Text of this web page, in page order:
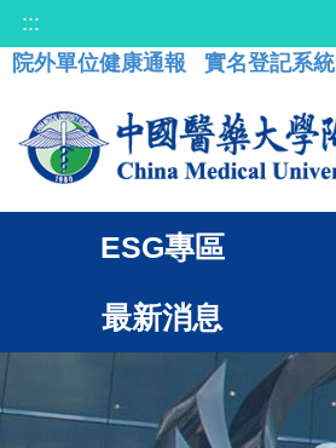
:::
院外單位健康通報
實名登記系統
ESG專區
最新消息